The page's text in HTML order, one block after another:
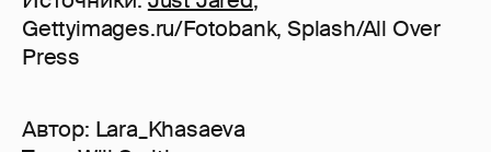
Gettyimages.ru/Fotobank, Splash/All Over
Press
Автор: Lara_Khasaeva